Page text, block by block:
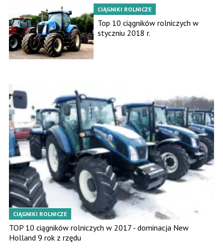
CIĄGNIKI ROLNICZE
Top 10 ciągników rolniczych w
styczniu 2018 r.
CIĄGNIKI ROLNICZE
TOP 10 ciągników rolniczych w 2017 - dominacja New
Holland 9 rok z rzędu